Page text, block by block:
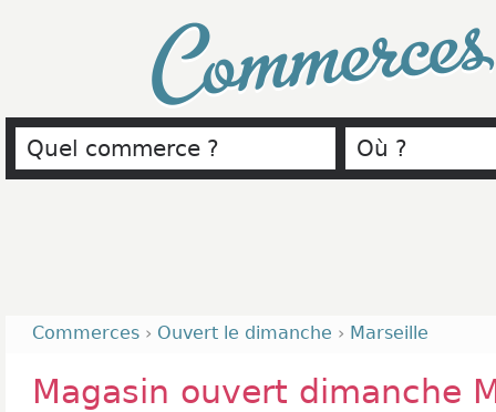
Commerces › Ouvert le dimanche › Marseille
Magasin ouvert dimanche